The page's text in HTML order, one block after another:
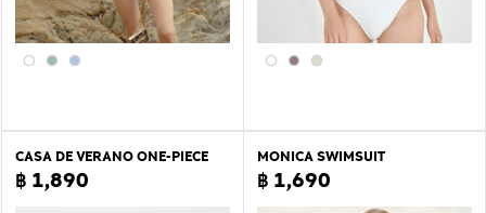
CASA DE VERANO ONE-PIECE
฿ 1,890
MONICA SWIMSUIT
฿ 1,690